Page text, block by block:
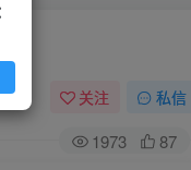
关注 私信
1973 87